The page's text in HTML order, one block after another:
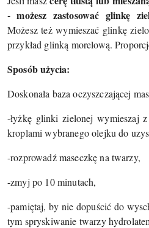
- możesz zastosować glinkę
Możesz też wymieszać glinkę
przykład glinką morelową.
Sposób użycia:
Doskonała baza oczyszczającej
-łyżkę glinki zielonej wymieszaj
kroplami wybranego olejku do
-rozprowadź maseczkę na twarzy,
-zmyj po 10 minutach,
-pamiętaj, by nie dopuścić do
tym spryskiwanie twarzy